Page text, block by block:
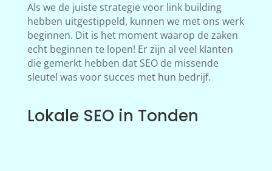
Als we de juiste strategie voor link building
hebben uitgestippeld, kunnen we met ons werk
beginnen. Dit is het moment waarop de zaken
echt beginnen te lopen! Er zijn al veel klanten
die gemerkt hebben dat SEO de missende
sleutel was voor succes met hun bedrijf.
Lokale SEO in Tonden